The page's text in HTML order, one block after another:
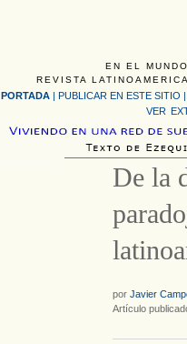
EN EL
REVISTA
PORTADA | PUBLICAR EN ESTE SITIO |
VER
De la
por Javier
Artículo